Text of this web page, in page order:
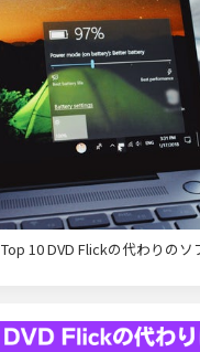
Top 10 DVD Flickの代わりのソ